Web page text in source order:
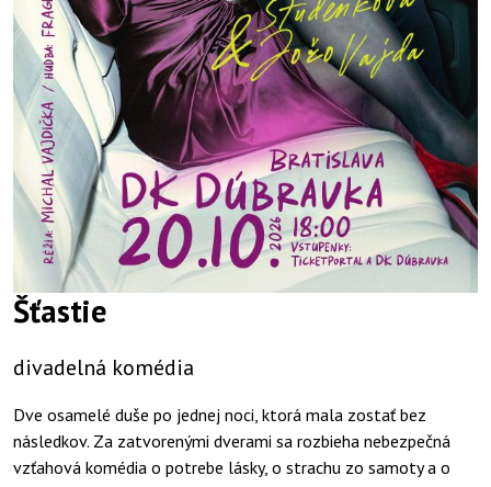
Šťastie
divadelná komédia
Dve osamelé duše po jednej noci, ktorá mala zostať bez
následkov. Za zatvorenými dverami sa rozbieha nebezpečná
vzťahová komédia o potrebe lásky, o strachu zo samoty a o